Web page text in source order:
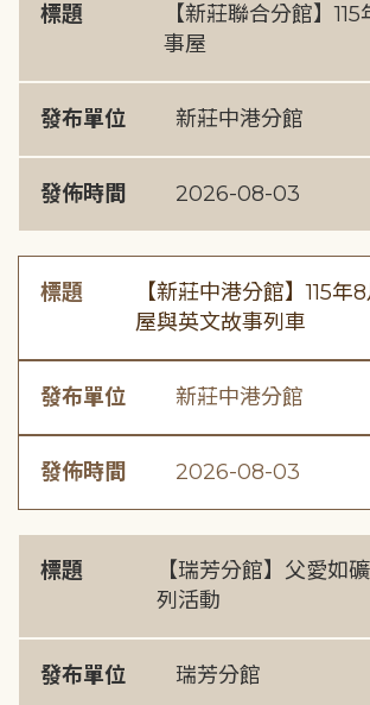
標題
【新莊聯合分館】
事屋
發布單位 新莊中港分館
發佈時間 2026-08-03
標題
【新莊中港分館】115年
屋與英文故事列車
發布單位 新莊中港分館
發佈時間 2026-08-03
標題
【瑞芳分館】父愛如
列活動
發布單位 瑞芳分館